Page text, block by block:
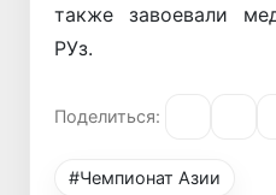
также завоевали
РУз.
Поделиться:
#Чемпионат Азии